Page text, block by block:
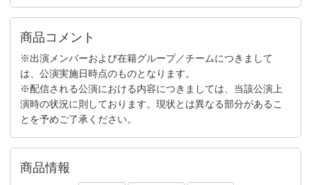
商品コメント
※出演メンバーおよび在籍グループ／チームにつきまして
は、公演実施日時点のものとなります。
※配信される公演における内容につきましては、当該公演上
演時の状況に則しております。現状とは異なる部分があるこ
とを予めご了承ください。
商品情報